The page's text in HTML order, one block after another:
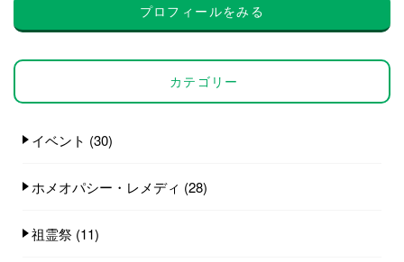
プロフィールをみる
カテゴリー
イベント (30)
ホメオパシー・レメディ (28)
祖霊祭 (11)